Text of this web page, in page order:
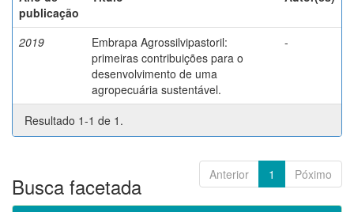
publicação
2019
Embrapa Agrossilvipastoril:
primeiras contribuições para o
desenvolvimento de uma
agropecuária sustentável.
-
Resultado 1-1 de 1.
Anterior 1 Póximo
Busca facetada